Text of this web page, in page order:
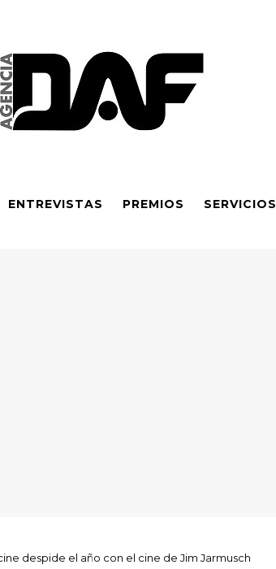
ENTREVISTAS PREMIOS SERVICIOS
despide el año con el cine de Jim Jarmusch